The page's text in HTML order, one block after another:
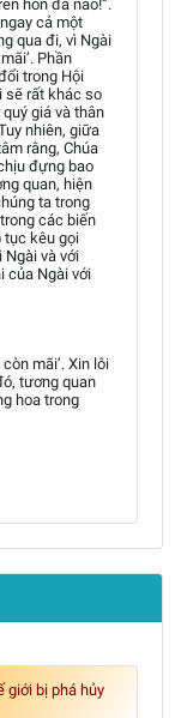
hòn đá nào!”.
cả một
qua đi, vì Ngài
Phần
trong Hội
sẽ rất khác so
giá và thân
nhiên, giữa
rằng, Chúa
đựng bao
quan, hiện
ta trong
các biến
tục kêu gọi
Ngài và với
của Ngài với
mãi’. Xin lôi
tương quan
hoa trong
giới bị phá hủy